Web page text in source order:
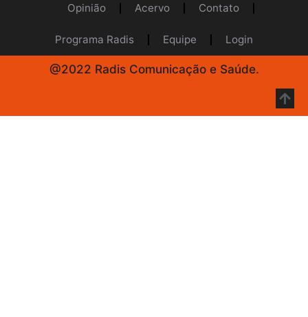
Opinião Acervo Contato
Programa Radis Equipe Login
@2022 Radis Comunicação e Saúde.